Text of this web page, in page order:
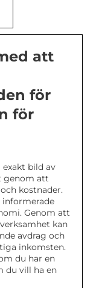
att
för
för
bild av
genom att
kostnader.
Genom att
kan
avdrag och
inkomsten.
du har en
du vill ha en